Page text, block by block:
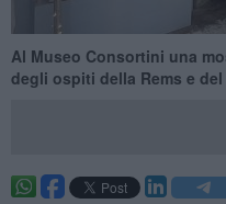
Al Museo Consortini una
degli ospiti della Rems e